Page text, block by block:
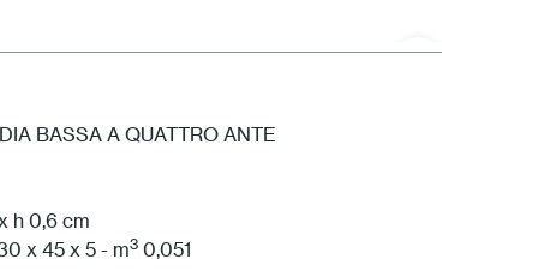
BASSA A QUATTRO ANTE
h 0,6 cm
x 45 x 5 - m3 0,051